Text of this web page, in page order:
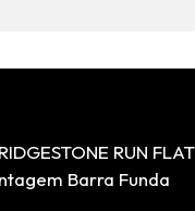
RUN FLAT
Barra Funda